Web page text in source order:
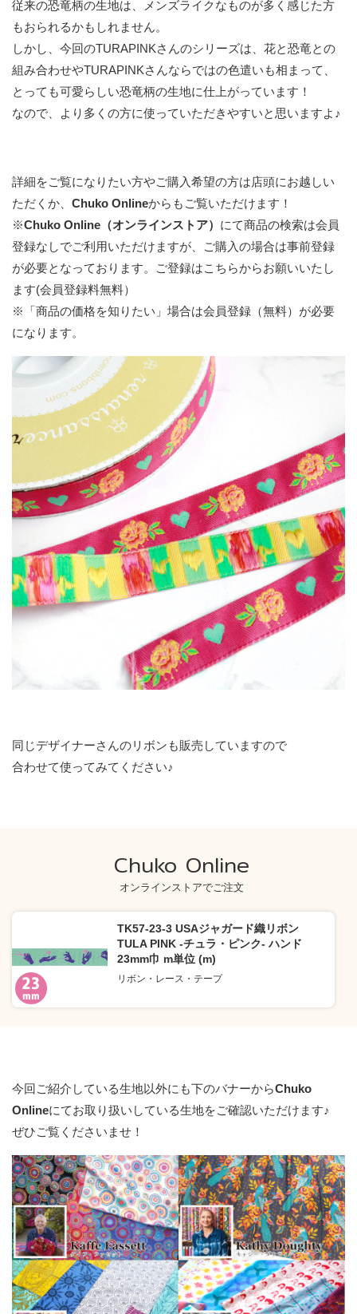
従来の恐竜柄の生地は、メンズライクなものが多く感じた方
もおられるかもしれません。
しかし、今回のTURAPINKさんのシリーズは、花と恐竜との
組み合わせやTURAPINKさんならではの色遣いも相まって、
とっても可愛らしい恐竜柄の生地に仕上がっています！
なので、より多くの方に使っていただきやすいと思いますよ♪
詳細をご覧になりたい方やご購入希望の方は店頭にお越しい
ただくか、 Chuko Onlineからもご覧いただけます！
※Chuko Online（オンラインストア） にて商品の検索は会員
登録なしでご利用いただけますが、ご購入の場合は事前登録
が必要となっております。
ご登録はこちらからお願いいたし
ます(会員登録料無料）
※「商品の価格を知りたい」場合は会員登録（無料）が必要
になります。
同じデザイナーさんのリボンも販売していますので
合わせて使ってみてください♪
Chuko Online
オンラインストアでご注文
TK57-23-3 USAジャガード織リボン
TULA PINK -チュラ・ピンク- ハンド
23mm巾 m単位 (m)
リボン・レース・テープ
今回ご紹介している生地以外にも下のバナーからChuko
Onlineにてお取り扱いしている生地をご確認いただけます♪
ぜひご覧くださいませ！